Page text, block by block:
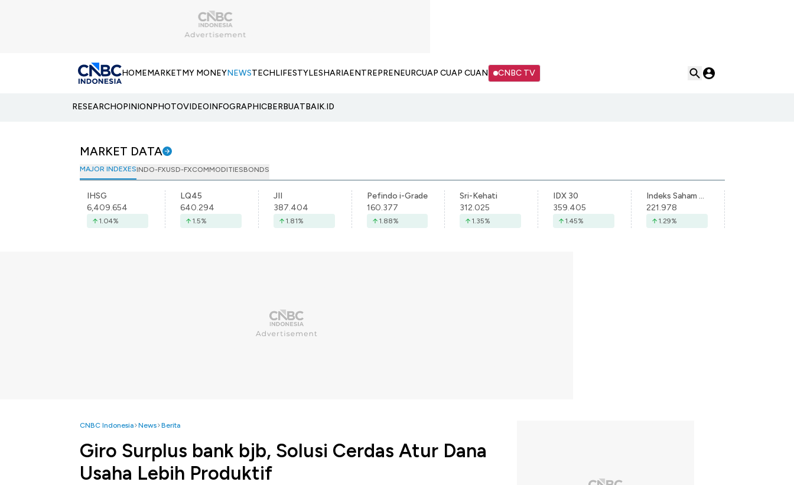
HOMEMARKETMY MONEYNEWSTECHLIFESTYLESHARIAENTREPRENEURCUAP CUAP CUAN CNBC TV
RESEARCHOPINIONPHOTOVIDEOINFOGRAPHICBERBUATBAIK.ID
MARKET DATA
MAJOR INDEXESINDO-FXUSD-FXCOMMODITIESBONDS
IHSG
6,409.654
1.04%
LQ45
640.294
1.5%
JII
387.404
1.81%
Pefindo i-Grade
160.377
1.88%
Sri-Kehati
312.025
1.35%
IDX 30
359.405
1.45%
Indeks Saham Syariah Indonesia
221.978
1.29%
CNBC Indonesia News Berita
Giro Surplus bank bjb, Solusi Cerdas Atur Dana
Usaha Lebih Produktif